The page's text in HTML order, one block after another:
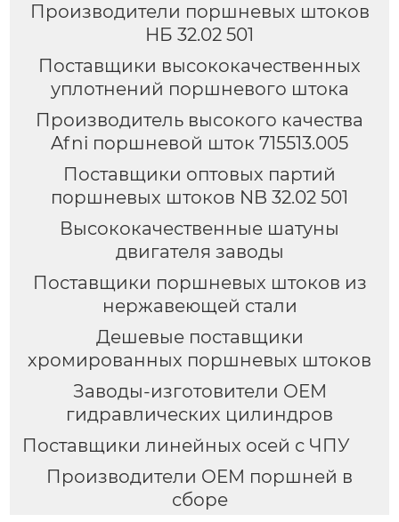
Производители поршневых штоков
НБ 32.02 501
Поставщики высококачественных
уплотнений поршневого штока
Производитель высокого качества
Afni поршневой шток 715513.005
Поставщики оптовых партий
поршневых штоков NB 32.02 501
Высококачественные шатуны
двигателя заводы
Поставщики поршневых штоков из
нержавеющей стали
Дешевые поставщики
хромированных поршневых штоков
Заводы-изготовители OEM
гидравлических цилиндров
Поставщики линейных осей с ЧПУ
Производители OEM поршней в
сборе